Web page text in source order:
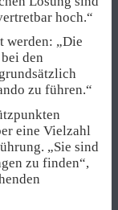
hoch.“
werden: „Die
den
zu führen.“
eine Vielzahl
„Sie sind
zu finden“,